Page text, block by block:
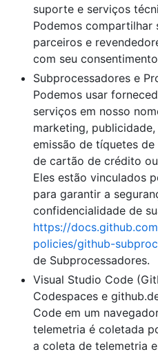
suporte e serviços
Podemos compartilhar
parceiros e
com seu
Subprocessadores e
Podemos usar
serviços em nosso
marketing,
emissão de tíquetes
de cartão de crédito
Eles estão vinculados
para garantir a
confidencialidade de
https://
policies/github-
de Subprocessadores.
Visual Studio Code
Codespaces e
Code em um
telemetria é coletada
a coleta de telemetria